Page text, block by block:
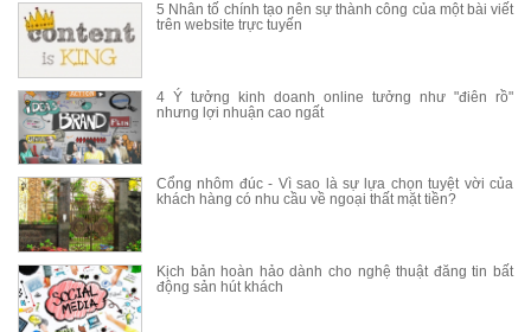
5 Nhân tố chính tạo nên sự thành công của một bài viết
trên website trực tuyến
4 Ý tưởng kinh doanh online tưởng như "điên rồ"
nhưng lợi nhuận cao ngất
Cổng nhôm đúc - Vì sao là sự lựa chọn tuyệt vời của
khách hàng có nhu cầu về ngoại thất mặt tiền?
Kịch bản hoàn hảo dành cho nghệ thuật đăng tin bất
động sản hút khách